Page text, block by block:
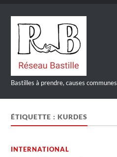
Bastilles à prendre, causes communes
ÉTIQUETTE :KURDES
INTERNATIONAL